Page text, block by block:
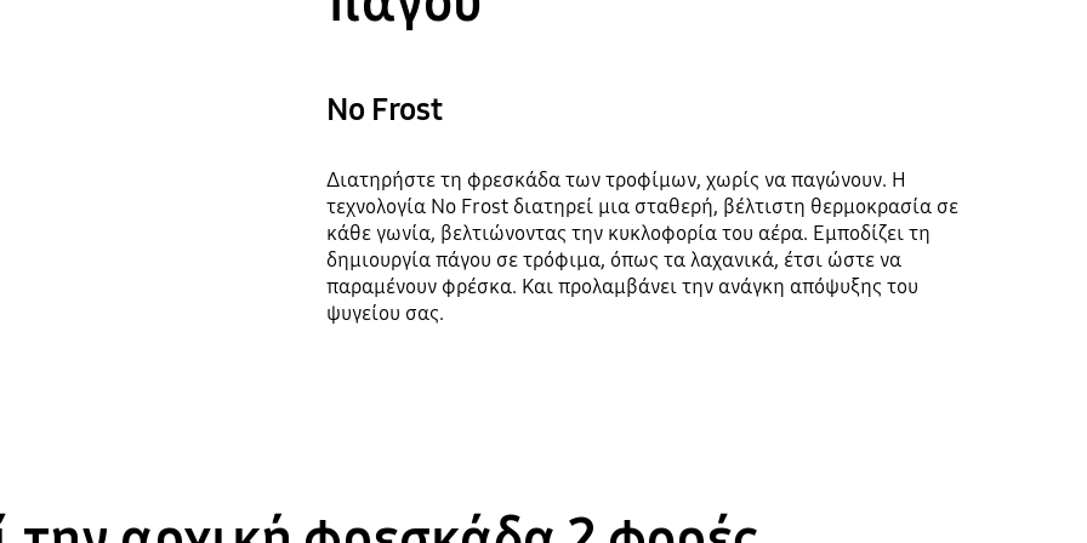
No Frost
Διατηρήστε τη φρεσκάδα των τροφίμων, χωρίς να παγώνουν. Η
τεχνολογία No Frost διατηρεί μια σταθερή, βέλτιστη θερμοκρασία σε
κάθε γωνία, βελτιώνοντας την κυκλοφορία του αέρα. Εμποδίζει τη
δημιουργία πάγου σε τρόφιμα, όπως τα λαχανικά, έτσι ώστε να
παραμένουν φρέσκα. Και προλαμβάνει την ανάγκη απόψυξης του
ψυγείου σας.